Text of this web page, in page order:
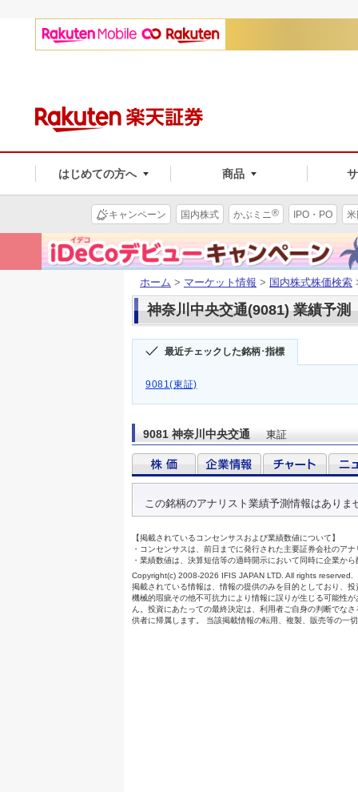
はじめての方へ 商品
キャンペーン 国内株式 かぶミニ® IPO・PO
ホーム > マーケット情報 > 国内株式株価検索
神奈川中央交通(9081) 業績予測
最近チェックした銘柄･指標
9081(東証)
9081 神奈川中央交通 東証